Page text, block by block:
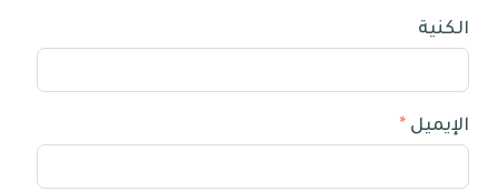
الكنية
الإيميل